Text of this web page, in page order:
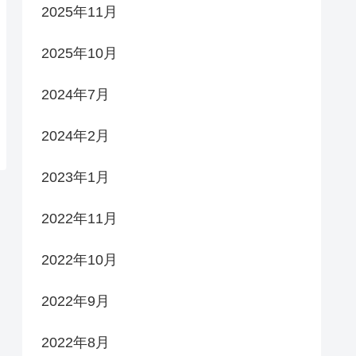
2025年11月
2025年10月
2024年7月
2024年2月
2023年1月
2022年11月
2022年10月
2022年9月
2022年8月